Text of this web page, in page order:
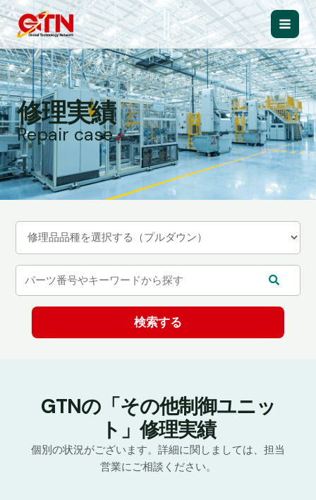
内
容
を
ス
キ
ッ
プ
Main
修理実績
Repair case
GTNの「その他制御ユニッ
ト」修理実績
個別の状況がございます。詳細に関しましては、担当
営業にご相談ください。